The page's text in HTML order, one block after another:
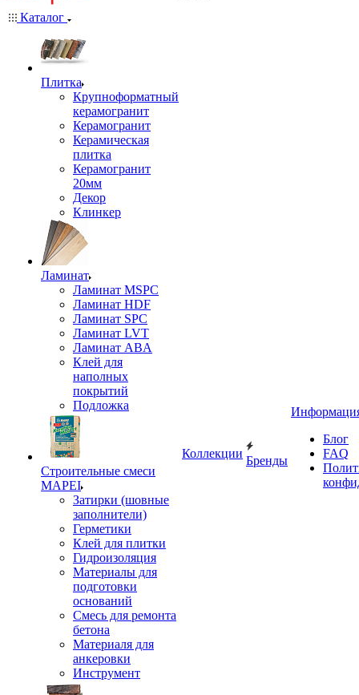
Каталог
Плитка
Крупноформатный
керамогранит
Керамогранит
Керамическая
плитка
Керамогранит
20мм
Декор
Клинкер
Ламинат
Ламинат MSPC
Ламинат HDF
Ламинат SPC
Ламинат LVT
Ламинат ABA
Клей для
наполных
покрытий
Подложка
Строительные смеси
MAPEI
Затирки (шовные
заполнители)
Герметики
Клей для плитки
Гидроизоляция
Материалы для
подготовки
оснований
Смесь для ремонта
бетона
Материаля для
анкеровки
Инструмент
Коллекции
Бренды
Блог
FAQ